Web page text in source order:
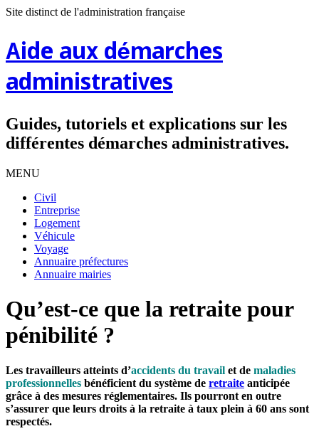
Site distinct de l'administration française
Aide aux démarches
administratives
Guides, tutoriels et explications sur les
différentes démarches administratives.
MENU
Civil
Entreprise
Logement
Véhicule
Voyage
Annuaire préfectures
Annuaire mairies
Qu’est-ce que la retraite pour
pénibilité ?
Les travailleurs atteints d’accidents du travail et de maladies
professionnelles bénéficient du système de retraite anticipée
grâce à des mesures réglementaires. Ils pourront en outre
s’assurer que leurs droits à la retraite à taux plein à 60 ans sont
respectés.